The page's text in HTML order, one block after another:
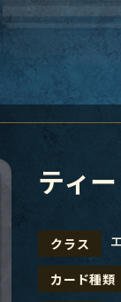
ティ
クラス
カード種類